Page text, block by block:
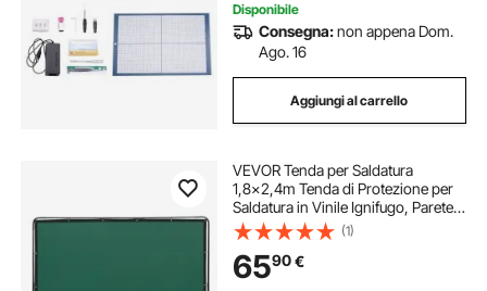
Disponibile
Consegna:non appena Dom.
Ago. 16
Aggiungi al carrello
VEVOR Tenda per Saldatura
1,8x2,4m Tenda di Protezione per
Saldatura in Vinile Ignifugo, Parete
di Protezione per Saldatura con 4
Ruote Girevoli Coperta per
Saldatura con Protezione UV
Colore Verde
(1)
6590€